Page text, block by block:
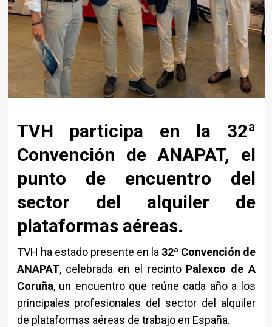
TVH participa en la 32ª
Convención de ANAPAT, el
punto de encuentro del
sector del alquiler de
plataformas aéreas.
TVH ha estado presente en la 32ª Convención de
ANAPAT, celebrada en el recinto Palexco de A
Coruña, un encuentro que reúne cada año a los
principales profesionales del sector del alquiler
de plataformas aéreas de trabajo en España.